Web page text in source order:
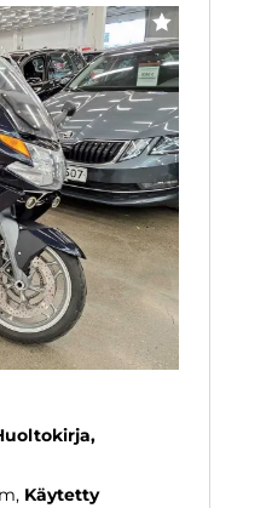
SUOSIKKI
Käytetty